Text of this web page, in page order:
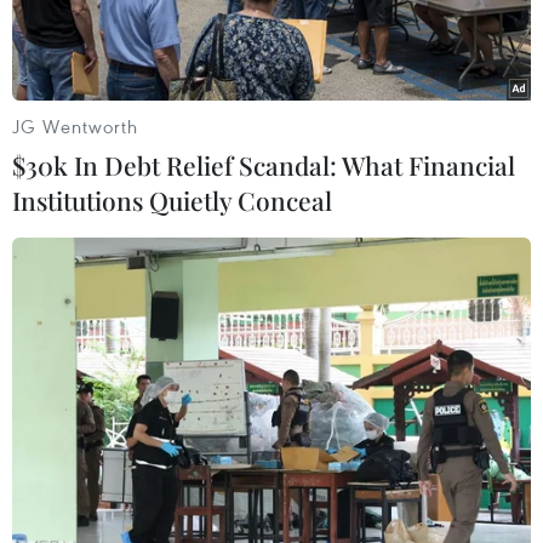
(Nguồn: AP)
Bộ Đất đai, Cơ sở hạ tầng và Giao thông vận tải
Hàn Quốc ngày 18/11 cho biết nhà sản xuất ôtô
Tesla Hàn Quốc, BMW Korea và hai công ty
khác sẽ tự nguyện triệu hồi hơn 2.500 xe để sửa
JG Wentworth
$30k In Debt Relief Scandal: What Financial
Institutions Quietly Conceal